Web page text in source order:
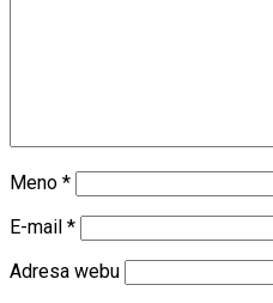
Meno *
E-mail *
Adresa webu